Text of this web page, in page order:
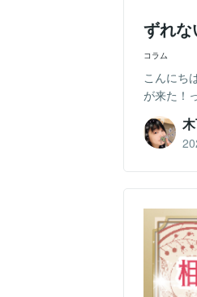
ずれ
コラム
こんにち
が来た！